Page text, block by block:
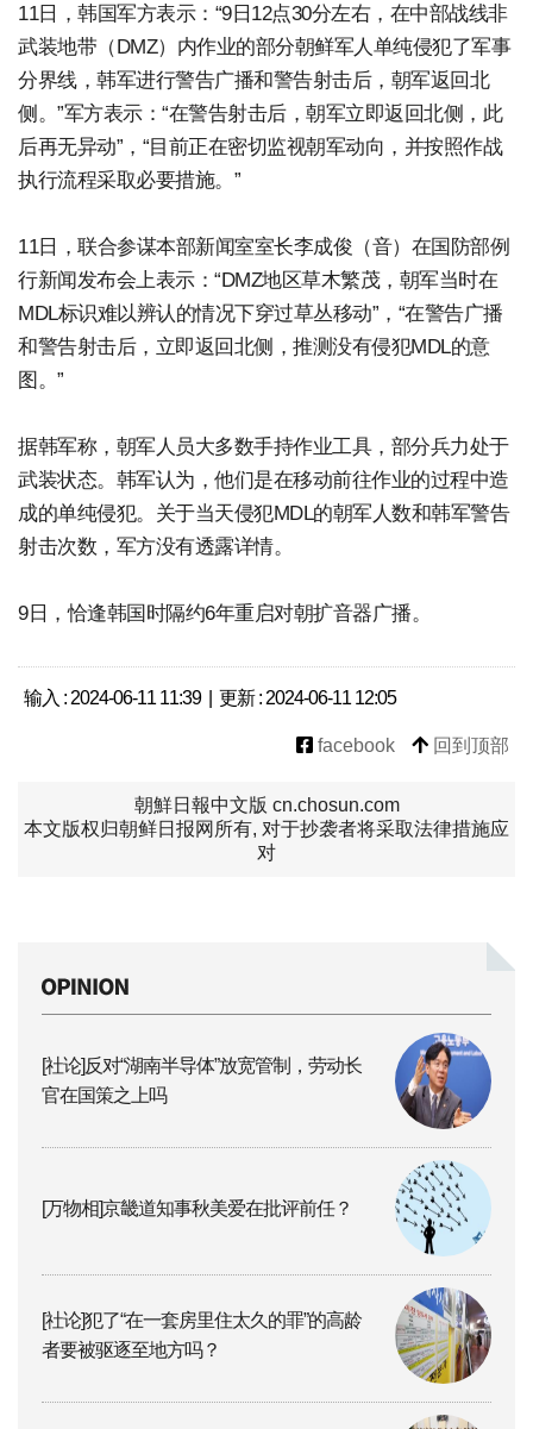
11日，韩国军方表示：“9日12点30分左右，在中部战线非
武装地带（DMZ）内作业的部分朝鲜军人单纯侵犯了军事
分界线，韩军进行警告广播和警告射击后，朝军返回北
侧。”军方表示：“在警告射击后，朝军立即返回北侧，此
后再无异动”，“目前正在密切监视朝军动向，并按照作战
执行流程采取必要措施。”
11日，联合参谋本部新闻室室长李成俊（音）在国防部例
行新闻发布会上表示：“DMZ地区草木繁茂，朝军当时在
MDL标识难以辨认的情况下穿过草丛移动”，“在警告广播
和警告射击后，立即返回北侧，推测没有侵犯MDL的意
图。”
据韩军称，朝军人员大多数手持作业工具，部分兵力处于
武装状态。韩军认为，他们是在移动前往作业的过程中造
成的单纯侵犯。关于当天侵犯MDL的朝军人数和韩军警告
射击次数，军方没有透露详情。
9日，恰逢韩国时隔约6年重启对朝扩音器广播。
输入 : 2024-06-11 11:39 | 更新 : 2024-06-11 12:05
facebook 回到顶部
朝鮮日報中文版 cn.chosun.com
本文版权归朝鲜日报网所有, 对于抄袭者将采取法律措施应
对
[社论]反对“湖南半导体”放宽管制，劳动长
官在国策之上吗
[万物相]京畿道知事秋美爱在批评前任？
[社论]犯了“在一套房里住太久的罪”的高龄
者要被驱逐至地方吗？